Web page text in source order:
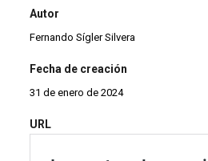
Autor
Fernando Sígler Silvera
Fecha de creación
31 de enero de 2024
URL